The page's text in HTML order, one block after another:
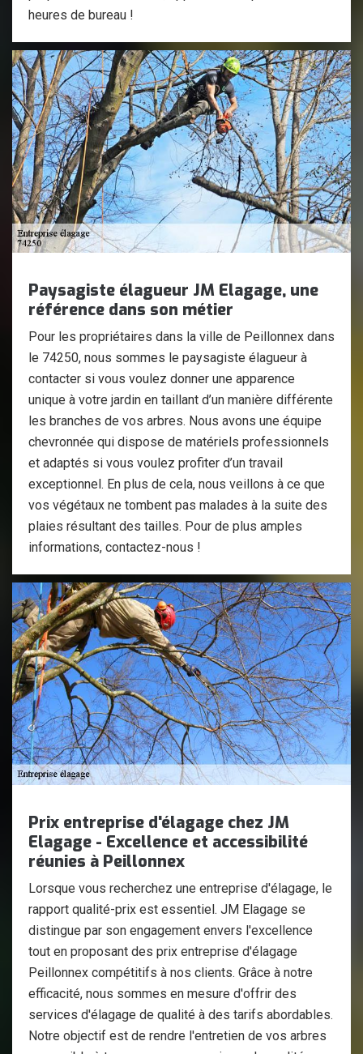
heures de bureau !
Paysagiste élagueur JM Elagage, une
référence dans son métier
Pour les propriétaires dans la ville de Peillonnex dans
le 74250, nous sommes le paysagiste élagueur à
contacter si vous voulez donner une apparence
unique à votre jardin en taillant d’un manière différente
les branches de vos arbres. Nous avons une équipe
chevronnée qui dispose de matériels professionnels
et adaptés si vous voulez profiter d’un travail
exceptionnel. En plus de cela, nous veillons à ce que
vos végétaux ne tombent pas malades à la suite des
plaies résultant des tailles. Pour de plus amples
informations, contactez-nous !
Prix entreprise d'élagage chez JM
Elagage - Excellence et accessibilité
réunies à Peillonnex
Lorsque vous recherchez une entreprise d'élagage, le
rapport qualité-prix est essentiel. JM Elagage se
distingue par son engagement envers l'excellence
tout en proposant des prix entreprise d'élagage
Peillonnex compétitifs à nos clients. Grâce à notre
efficacité, nous sommes en mesure d'offrir des
services d'élagage de qualité à des tarifs abordables.
Notre objectif est de rendre l'entretien de vos arbres